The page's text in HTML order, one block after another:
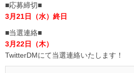
■応募締切■
3月21日（水）終日
■当選連絡■
3月22日（木）
TwitterDMにて当選連絡いたします！